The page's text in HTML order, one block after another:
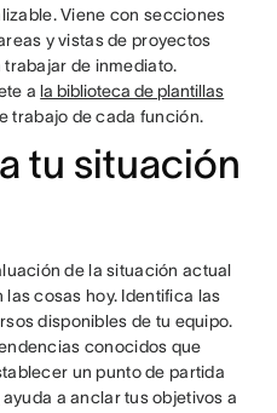
Viene con secciones
y vistas de proyectos
de inmediato.
a la biblioteca de plantillas
trabajo de cada función.
tu situación
de la situación actual
cosas hoy. Identifica las
disponibles de tu equipo.
conocidos que
un punto de partida
ayuda a anclar tus objetivos a